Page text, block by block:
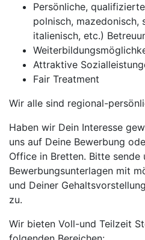
Persönliche,
polnisch, mazedonisch,
italienisch, etc.)
Attraktive
Fair Treatment
Wir alle sind regional-
Haben wir Dein Interesse
uns auf Deine Bewerbung
Office in Bretten. Bitte sende
Bewerbungsunterlagen mit
und Deiner
zu.
Wir bieten Voll-und Teilzeit